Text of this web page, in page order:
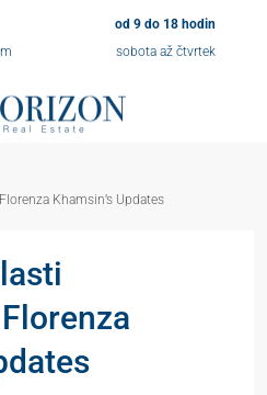
od 9 do 18 hodin
sobota až čtvrtek
Khamsin’s Updates